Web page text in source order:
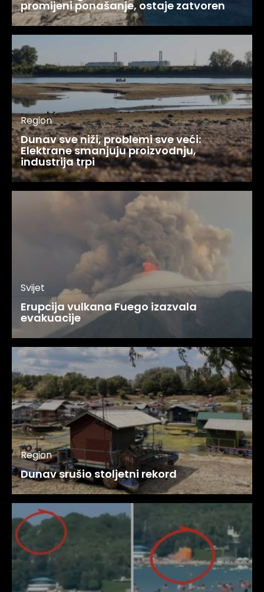
promijeni ponašanje, ostaje zatvoren
Region
Dunav sve niži, problemi sve veći:
Elektrane smanjuju proizvodnju,
industrija trpi
Svijet
Erupcija vulkana Fuego izazvala
evakuacije
Region
Dunav srušio stoljetni rekord